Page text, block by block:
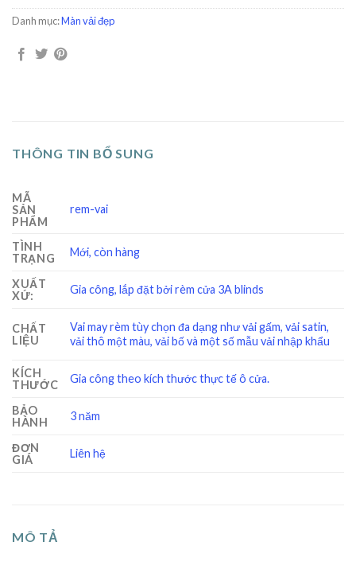
Danh mục:Màn vải đẹp
THÔNG TIN BỔ SUNG
MÃ
SẢN
PHẨM
rem-vai
TÌNH
TRẠNG
Mới, còn hàng
XUẤT
XỨ:
Gia công, lắp đặt bởi rèm cửa 3A blinds
CHẤT
LIỆU
Vai may rèm tùy chọn đa dạng như vải gấm, vải satin,
vải thô một màu, vải bố và một số mẫu vải nhập khẩu
KÍCH
THƯỚC
Gia công theo kích thước thực tế ô cửa.
BẢO
HÀNH
3 năm
ĐƠN
GIÁ
Liên hệ
MÔ TẢ